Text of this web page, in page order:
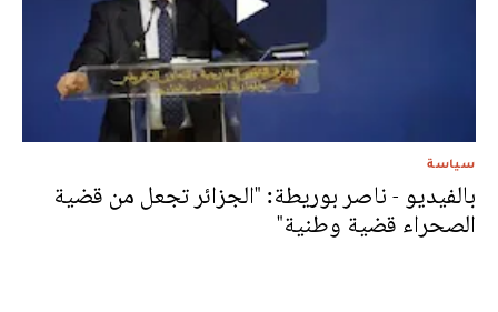
سياسة
بالفيديو - ناصر بوريطة: "الجزائر تجعل من قضية
الصحراء قضية وطنية"